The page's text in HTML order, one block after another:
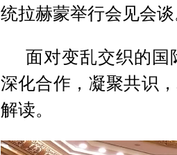
统拉赫蒙举行会见会
面对变乱交织的
深化合作，凝聚共识
解读。